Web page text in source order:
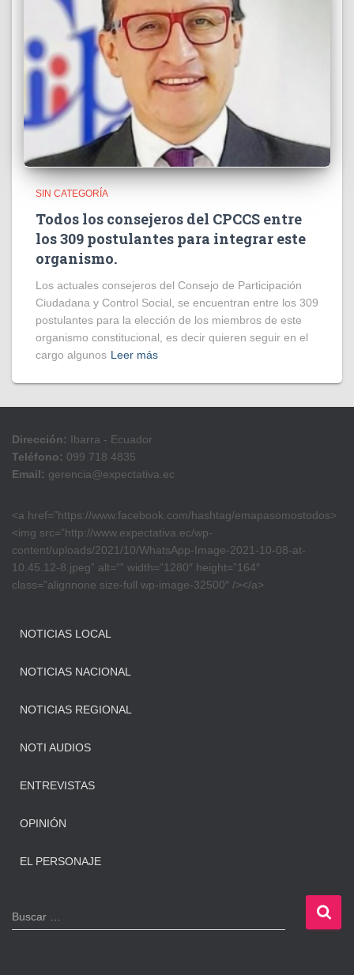
SIN CATEGORÍA
Todos los consejeros del CPCCS entre
los 309 postulantes para integrar este
organismo.
Los actuales consejeros del Consejo de Participación
Ciudadana y Control Social, se encuentran entre los 309
postulantes para la elección de los miembros de este
organismo constitucional, es decir quieren seguir en el
cargo algunos Leer más
Dirección: Ibarra - Ecuador
Teléfono: 099 718 4835
Email: gerencia@expectativa.ec
<a href=”https://www.facebook.com/hashtag/emapasomostodos>
<img src=”http://www.expectativa.ec/wp-
content/uploads/2021/10/WhatsApp-Image-2021-10-08-at-
10.45.12-8.jpeg” alt=”” width=”1280″ height=”164″
class=”alignnone size-full wp-image-32500″ /></a>
NOTICIAS LOCAL
NOTICIAS NACIONAL
NOTICIAS REGIONAL
NOTI AUDIOS
ENTREVISTAS
OPINIÓN
EL PERSONAJE
B
u
Buscar …